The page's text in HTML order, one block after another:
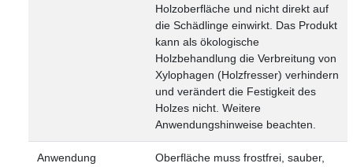
Holzoberfläche und nicht direkt auf
die Schädlinge einwirkt. Das Produkt
kann als ökologische
Holzbehandlung die Verbreitung von
Xylophagen (Holzfresser) verhindern
und verändert die Festigkeit des
Holzes nicht. Weitere
Anwendungshinweise beachten.
Anwendung
Oberfläche muss frostfrei, sauber,